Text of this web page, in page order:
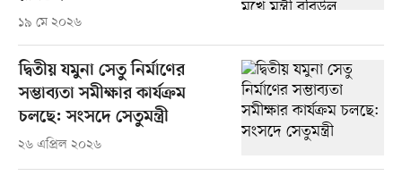
১৯ মে ২০২৬
দ্বিতীয় যমুনা সেতু নির্মাণের
সম্ভাব্যতা সমীক্ষার কার্যক্রম
চলছে: সংসদে সেতুমন্ত্রী
২৬ এপ্রিল ২০২৬